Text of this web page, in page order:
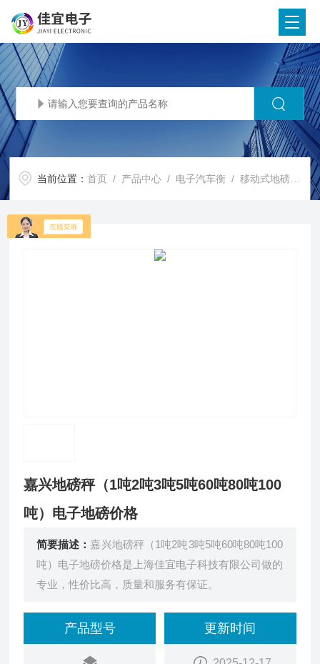
当前位置：首页 / 产品中心 / 电子汽车衡 /移动式地磅秤 /
嘉兴地磅秤（1吨2吨3吨5吨60吨80吨100
吨）电子地磅价格
简要描述：嘉兴地磅秤（1吨2吨3吨5吨60吨80吨100
吨）电子地磅价格是上海佳宜电子科技有限公司做的
专业，性价比高，质量和服务有保证。
产品型号 更新时间